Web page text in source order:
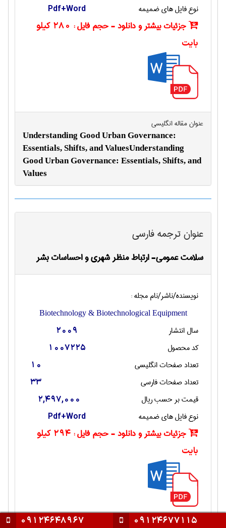
نوع فایل های ضمیمه Pdf+Word
جزئیات بیشتر و دانلود - حجم فایل :
280 کیلو
بایت
عنوان مقاله انگليسی
Understanding Good Urban Governance:
Essentials, Shifts, and ValuesUnderstanding
Good Urban Governance: Essentials, Shifts, and
Values
عنوان ترجمه فارسی
سلامت عمومی- ارتباط منظر شهری و احساسات بشر
نویسنده/ناشر/نام مجله :
Biotechnology & Biotechnological Equipment
سال انتشار 2009
کد محصول 1007225
تعداد صفحات انگليسی 10
تعداد صفحات فارسی 33
قیمت بر حسب ریال 2,497,000
نوع فایل های ضمیمه Pdf+Word
جزئیات بیشتر و دانلود - حجم فایل :
294 کیلو
بایت
09124677115
09124648967